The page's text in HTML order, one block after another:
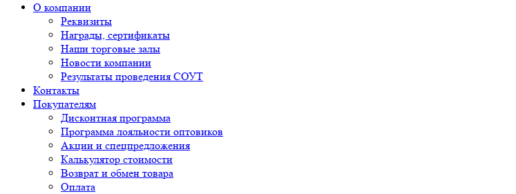
О компании
Реквизиты
Награды, сертификаты
Наши торговые залы
Новости компании
Результаты проведения СОУТ
Контакты
Покупателям
Дисконтная программа
Программа лояльности оптовиков
Акции и спецпредложения
Калькулятор стоимости
Возврат и обмен товара
Оплата